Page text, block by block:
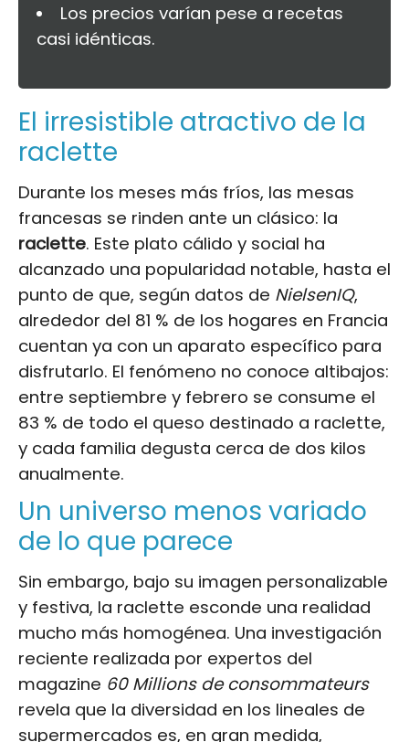
Los precios varían pese a recetas
casi idénticas.
El irresistible atractivo de la
raclette
Durante los meses más fríos, las mesas
francesas se rinden ante un clásico: la
raclette. Este plato cálido y social ha
alcanzado una popularidad notable, hasta el
punto de que, según datos de NielsenIQ,
alrededor del 81 % de los hogares en Francia
cuentan ya con un aparato específico para
disfrutarlo. El fenómeno no conoce altibajos:
entre septiembre y febrero se consume el
83 % de todo el queso destinado a raclette,
y cada familia degusta cerca de dos kilos
anualmente.
Un universo menos variado
de lo que parece
Sin embargo, bajo su imagen personalizable
y festiva, la raclette esconde una realidad
mucho más homogénea. Una investigación
reciente realizada por expertos del
magazine 60 Millions de consommateurs
revela que la diversidad en los lineales de
supermercados es, en gran medida,